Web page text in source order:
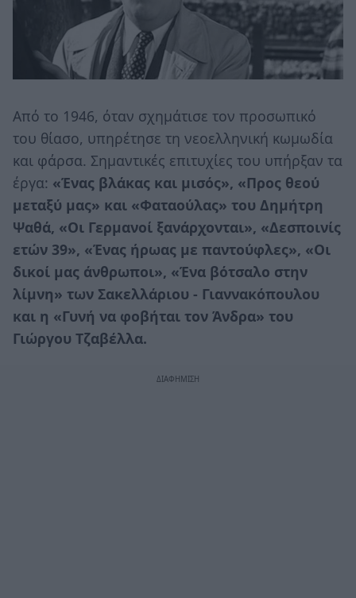
Από το 1946, όταν σχημάτισε τον προσωπικό
του θίασο, υπηρέτησε τη νεοελληνική κωμωδία
και φάρσα. Σημαντικές επιτυχίες του υπήρξαν τα
έργα: «Ένας βλάκας και μισός», «Προς θεού
μεταξύ μας» και «Φαταούλας» του Δημήτρη
Ψαθά, «Οι Γερμανοί ξανάρχονται», «Δεσποινίς
ετών 39», «Ένας ήρωας με παντούφλες», «Οι
δικοί μας άνθρωποι», «Ένα βότσαλο στην
λίμνη» των Σακελλάριου - Γιαννακόπουλου
και η «Γυνή να φοβήται τον Άνδρα» του
Γιώργου Τζαβέλλα.